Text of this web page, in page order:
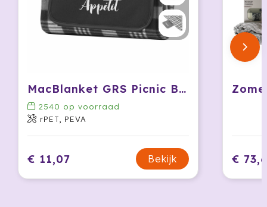
JENS Living
Join The Pipe
JournalBooks
MacBlanket GRS Picnic Blanket picknickkleed
2540 op voorraad
rPET, PEVA
€ 11,07 Bekijk €